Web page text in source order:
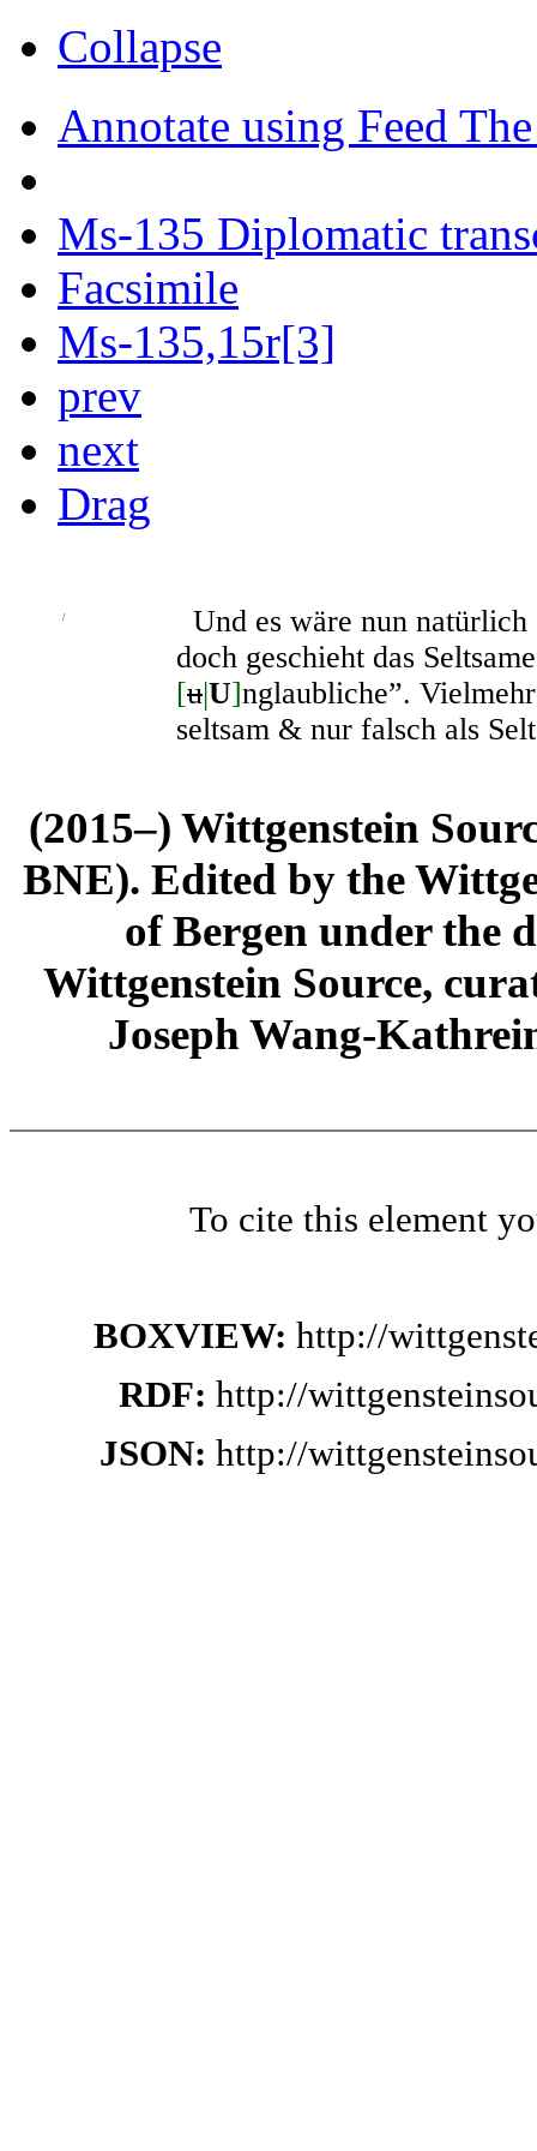
Collapse
Annotate using Feed
Ms-135 Diplomatic
Facsimile
Ms-135,15r[3]
prev
next
Drag
/
Und es wäre nun
doch geschieht das
[u|U]nglaubliche”.
seltsam & nur falsch als
(2015–) Wittgenstein
BNE). Edited by the
of Bergen under the
Wittgenstein Source,
Joseph Wang-
To cite this element
BOXVIEW: http://
RDF: http://
JSON: http://